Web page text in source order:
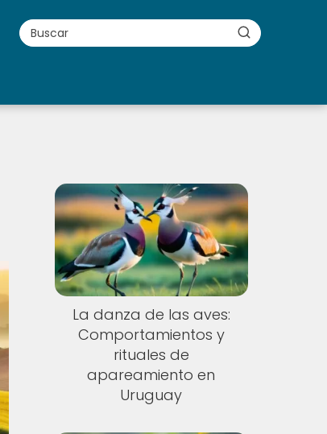
La danza de las aves:
Comportamientos y
rituales de
apareamiento en
Uruguay